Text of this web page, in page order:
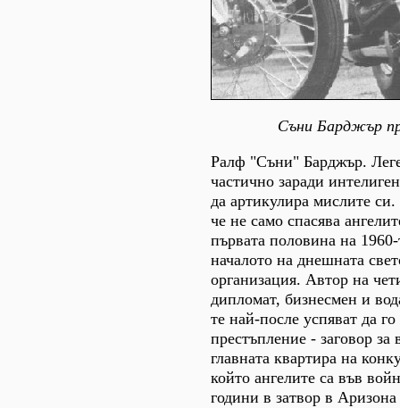
Съни Барджър
Ралф "Съни" Барджър.
частично заради
да артикулира мислите
че не само спасява
първата половина на
началото на днешната
организация. Автор на
дипломат, бизнесмен и
те най-после успяват да
престъпление - заговор за
главната квартира на
който ангелите са във
години в затвор в